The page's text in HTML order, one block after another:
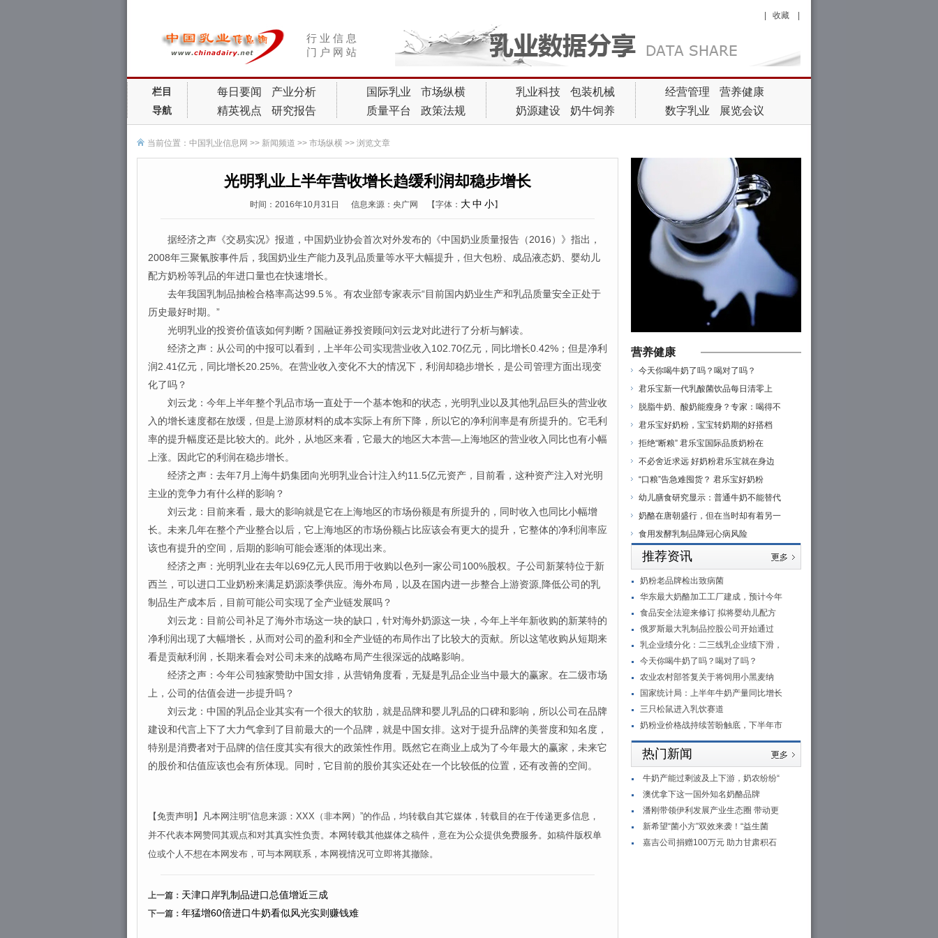
行 业 信 息
门 户 网 站
收藏
栏目
导航
每日要闻
产业分析
精英视点
研究报告
国际乳业
市场纵横
质量平台
政策法规
乳业科技
包装机械
奶源建设
奶牛饲养
经营管理
营养健康
数字乳业
展览会议
当前位置： 中国乳业信息网 >> 新闻频道 >> 市场纵横 >> 浏览文章
光明乳业上半年营收增长趋缓利润却稳步增长
时间：2016年10月31日 信息来源：央广网 【字体： 大 中 小】
据经济之声《交易实况》报道，中国奶业协会首次对外发布的《中国奶业质量报告（2016）》指出，
2008年三聚氰胺事件后，我国奶业生产能力及乳品质量等水平大幅提升，但大包粉、成品液态奶、婴幼儿
配方奶粉等乳品的年进口量也在快速增长。
去年我国乳制品抽检合格率高达99.5％。有农业部专家表示“目前国内奶业生产和乳品质量安全正处于
历史最好时期。”
光明乳业的投资价值该如何判断？国融证券投资顾问刘云龙对此进行了分析与解读。
经济之声：从公司的中报可以看到，上半年公司实现营业收入102.70亿元，同比增长0.42%；但是净利
润2.41亿元，同比增长20.25%。在营业收入变化不大的情况下，利润却稳步增长，是公司管理方面出现变
化了吗？
刘云龙：今年上半年整个乳品市场一直处于一个基本饱和的状态，光明乳业以及其他乳品巨头的营业收
入的增长速度都在放缓，但是上游原材料的成本实际上有所下降，所以它的净利润率是有所提升的。它毛利
率的提升幅度还是比较大的。此外，从地区来看，它最大的地区大本营—上海地区的营业收入同比也有小幅
上涨。因此它的利润在稳步增长。
经济之声：去年7月上海牛奶集团向光明乳业合计注入约11.5亿元资产，目前看，这种资产注入对光明
主业的竞争力有什么样的影响？
刘云龙：目前来看，最大的影响就是它在上海地区的市场份额是有所提升的，同时收入也同比小幅增
长。未来几年在整个产业整合以后，它上海地区的市场份额占比应该会有更大的提升，它整体的净利润率应
该也有提升的空间，后期的影响可能会逐渐的体现出来。
经济之声：光明乳业在去年以69亿元人民币用于收购以色列一家公司100%股权。子公司新莱特位于新
西兰，可以进口工业奶粉来满足奶源淡季供应。海外布局，以及在国内进一步整合上游资源,降低公司的乳
制品生产成本后，目前可能公司实现了全产业链发展吗？
刘云龙：目前公司补足了海外市场这一块的缺口，针对海外奶源这一块，今年上半年新收购的新莱特的
净利润出现了大幅增长，从而对公司的盈利和全产业链的布局作出了比较大的贡献。所以这笔收购从短期来
看是贡献利润，长期来看会对公司未来的战略布局产生很深远的战略影响。
经济之声：今年公司独家赞助中国女排，从营销角度看，无疑是乳品企业当中最大的赢家。在二级市场
上，公司的估值会进一步提升吗？
刘云龙：中国的乳品企业其实有一个很大的软肋，就是品牌和婴儿乳品的口碑和影响，所以公司在品牌
建设和代言上下了大力气拿到了目前最大的一个品牌，就是中国女排。这对于提升品牌的美誉度和知名度，
特别是消费者对于品牌的信任度其实有很大的政策性作用。既然它在商业上成为了今年最大的赢家，未来它
的股价和估值应该也会有所体现。同时，它目前的股价其实还处在一个比较低的位置，还有改善的空间。
【免责声明】凡本网注明“信息来源：XXX（非本网）”的作品，均转载自其它媒体，转载目的在于传递更多信息，
并不代表本网赞同其观点和对其真实性负责。本网转载其他媒体之稿件，意在为公众提供免费服务。如稿件版权单
位或个人不想在本网发布，可与本网联系，本网视情况可立即将其撤除。
上一篇： 天津口岸乳制品进口总值增近三成
下一篇： 年猛增60倍进口牛奶看似风光实则赚钱难
营养健康
今天你喝牛奶了吗？喝对了吗？
君乐宝新一代乳酸菌饮品每日清零上
脱脂牛奶、酸奶能瘦身？专家：喝得不
君乐宝好奶粉，宝宝转奶期的好搭档
拒绝“断粮” 君乐宝国际品质奶粉在
不必舍近求远 好奶粉君乐宝就在身边
“口粮”告急难囤货？ 君乐宝好奶粉
幼儿膳食研究显示：普通牛奶不能替代
奶酪在唐朝盛行，但在当时却有着另一
食用发酵乳制品降冠心病风险
推荐资讯
奶粉老品牌检出致病菌
华东最大奶酪加工工厂建成，预计今年
食品安全法迎来修订 拟将婴幼儿配方
俄罗斯最大乳制品控股公司开始通过
乳企业绩分化：二三线乳企业绩下滑，
今天你喝牛奶了吗？喝对了吗？
农业农村部答复关于将饲用小黑麦纳
国家统计局：上半年牛奶产量同比增长
三只松鼠进入乳饮赛道
奶粉业价格战持续苦盼触底，下半年市
热门新闻
牛奶产能过剩波及上下游，奶农纷纷“
澳优拿下这一国外知名奶酪品牌
潘刚带领伊利发展产业生态圈 带动更
新希望“菌小方”双效来袭！“益生菌
嘉吉公司捐赠100万元 助力甘肃积石